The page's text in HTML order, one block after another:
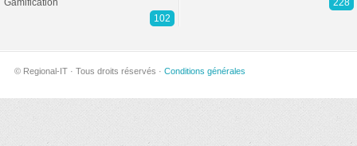
Gamification
102
228
© Regional-IT · Tous droits réservés · Conditions générales